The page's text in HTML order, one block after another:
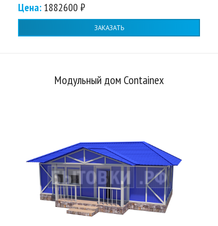
Цена: 1882600 ₽
ЗАКАЗАТЬ
Модульный дом Containex